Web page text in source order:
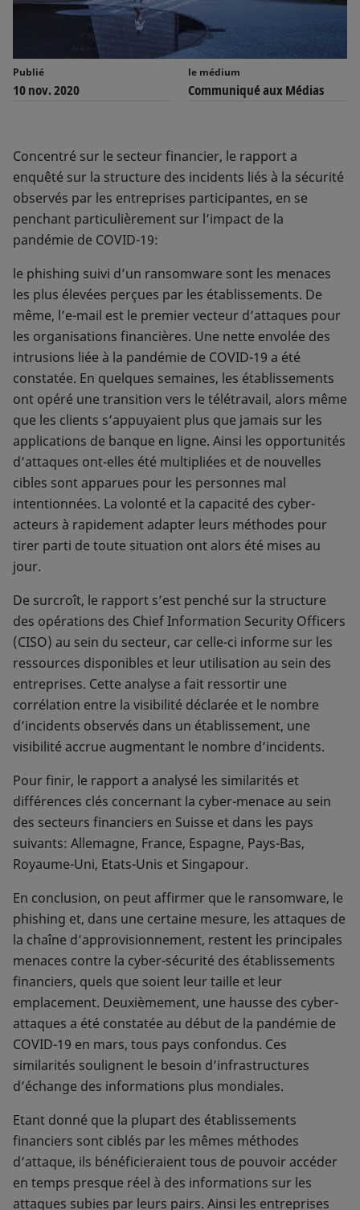
Publié
10 nov. 2020
le médium
Communiqué aux Médias
Concentré sur le secteur financier, le rapport a
enquêté sur la structure des incidents liés à la sécurité
observés par les entreprises participantes, en se
penchant particulièrement sur l’impact de la
pandémie de COVID-19:
le phishing suivi d’un ransomware sont les menaces
les plus élevées perçues par les établissements. De
même, l’e-mail est le premier vecteur d’attaques pour
les organisations financières. Une nette envolée des
intrusions liée à la pandémie de COVID-19 a été
constatée. En quelques semaines, les établissements
ont opéré une transition vers le télétravail, alors même
que les clients s’appuyaient plus que jamais sur les
applications de banque en ligne. Ainsi les opportunités
d’attaques ont-elles été multipliées et de nouvelles
cibles sont apparues pour les personnes mal
intentionnées. La volonté et la capacité des cyber-
acteurs à rapidement adapter leurs méthodes pour
tirer parti de toute situation ont alors été mises au
jour.
De surcroît, le rapport s’est penché sur la structure
des opérations des Chief Information Security Officers
(CISO) au sein du secteur, car celle-ci informe sur les
ressources disponibles et leur utilisation au sein des
entreprises. Cette analyse a fait ressortir une
corrélation entre la visibilité déclarée et le nombre
d’incidents observés dans un établissement, une
visibilité accrue augmentant le nombre d’incidents.
Pour finir, le rapport a analysé les similarités et
différences clés concernant la cyber-menace au sein
des secteurs financiers en Suisse et dans les pays
suivants: Allemagne, France, Espagne, Pays-Bas,
Royaume-Uni, Etats-Unis et Singapour.
En conclusion, on peut affirmer que le ransomware, le
phishing et, dans une certaine mesure, les attaques de
la chaîne d’approvisionnement, restent les principales
menaces contre la cyber-sécurité des établissements
financiers, quels que soient leur taille et leur
emplacement. Deuxièmement, une hausse des cyber-
attaques a été constatée au début de la pandémie de
COVID-19 en mars, tous pays confondus. Ces
similarités soulignent le besoin d’infrastructures
d’échange des informations plus mondiales.
Etant donné que la plupart des établissements
financiers sont ciblés par les mêmes méthodes
d’attaque, ils bénéficieraient tous de pouvoir accéder
en temps presque réel à des informations sur les
attaques subies par leurs pairs. Ainsi les entreprises